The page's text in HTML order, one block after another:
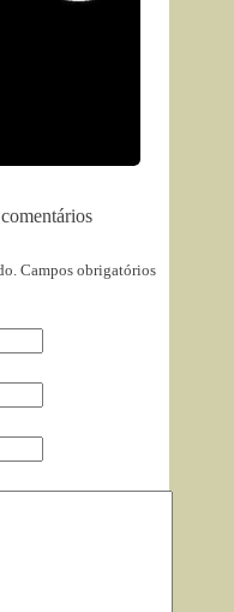
Campos obrigatórios